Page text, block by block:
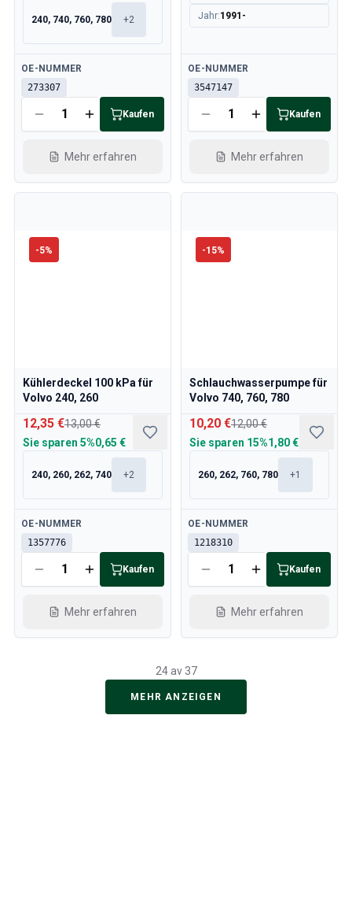
240, 740, 760, 780 +2
Verfügbar
OE-NUMMER
273307
Kaufen
Mehr erfahren
Jahr:1991-
Verfügbar
OE-NUMMER
3547147
Kaufen
Mehr erfahren
-5%
Kühlerdeckel 100 kPa für
Volvo 240, 260
12,35 €13,00 €
Sie sparen 5%0,65 €
240, 260, 262, 740 +2
Verfügbar
OE-NUMMER
1357776
Kaufen
Mehr erfahren
-15%
Schlauchwasserpumpe für
Volvo 740, 760, 780
10,20 €12,00 €
Sie sparen 15%1,80 €
260, 262, 760, 780 +1
Verfügbar
OE-NUMMER
1218310
Kaufen
Mehr erfahren
24 av 37
MEHR ANZEIGEN